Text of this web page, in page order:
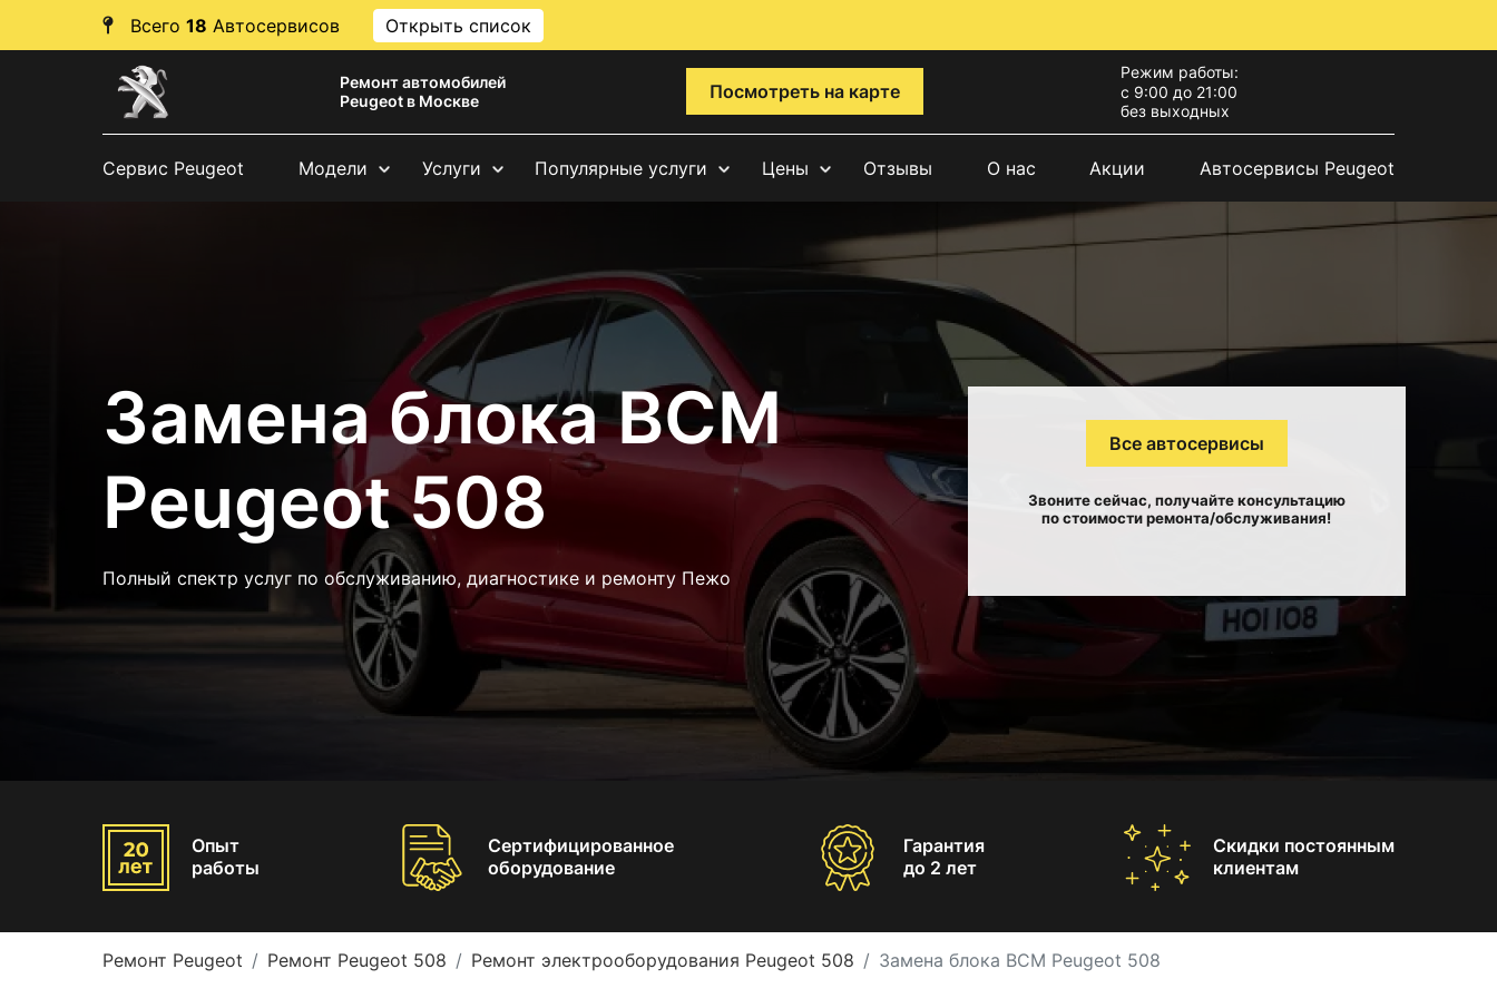
Всего 18 Автосервисов Открыть список
Ремонт автомобилей
Peugeot в Москве
Посмотреть на карте
Режим работы:
с 9:00 до 21:00
без выходных
Сервис Peugeot Модели Услуги Популярные услуги Цены Отзывы О нас Акции Автосервисы Peugeot
Замена блока BCM
Peugeot 508
Полный спектр услуг по обслуживанию, диагностике и ремонту Пежо
Все автосервисы
Звоните сейчас, получайте консультацию
по стоимости ремонта/обслуживания!
Опыт
работы
Сертифицированное
оборудование
Гарантия
до 2 лет
Скидки постоянным
клиентам
Ремонт Peugeot Ремонт Peugeot 508 Ремонт электрооборудования Peugeot 508 Замена блока BCM Peugeot 508